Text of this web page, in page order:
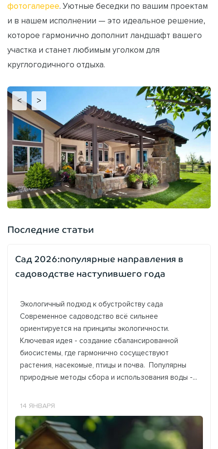
фотогалерее . Уютные беседки по вашим проектам
и в нашем исполнении — это идеальное решение,
которое гармонично дополнит ландшафт вашего
участка и станет любимым уголком для
круглогодичного отдыха.
< >
Последние статьи
Сад 2026:популярные направления в
садоводстве наступившего года
Экологичный подход к обустройству сада
Современное садоводство всё сильнее
ориентируется на принципы экологичности.
Ключевая идея - создание сбалансированной
биосистемы, где гармонично сосуществуют
растения, насекомые, птицы и почва. Популярны
природные методы сбора и использования воды -...
14 ЯНВАРЯ